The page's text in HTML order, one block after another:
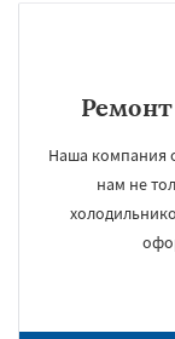
Наша компания
нам не